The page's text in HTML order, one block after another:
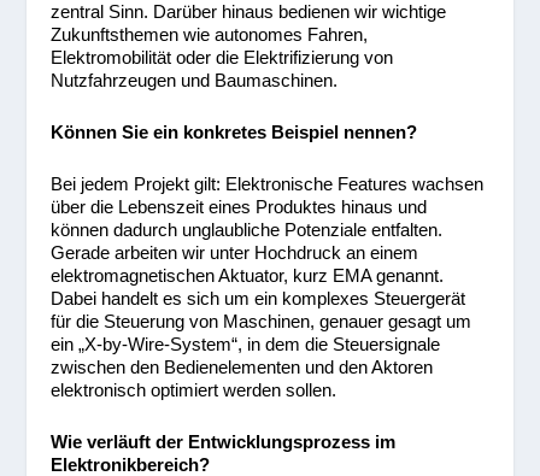
zentral Sinn. Darüber hinaus bedienen wir wichtige
Zukunftsthemen wie autonomes Fahren,
Elektromobilität oder die Elektrifizierung von
Nutzfahrzeugen und Baumaschinen.
Können Sie ein konkretes Beispiel nennen?
Bei jedem Projekt gilt: Elektronische Features wachsen
über die Lebenszeit eines Produktes hinaus und
können dadurch unglaubliche Potenziale entfalten.
Gerade arbeiten wir unter Hochdruck an einem
elektromagnetischen Aktuator, kurz EMA genannt.
Dabei handelt es sich um ein komplexes Steuergerät
für die Steuerung von Maschinen, genauer gesagt um
ein „X-by-Wire-System“, in dem die Steuersignale
zwischen den Bedienelementen und den Aktoren
elektronisch optimiert werden sollen.
Wie verläuft der Entwicklungsprozess im
Elektronikbereich?